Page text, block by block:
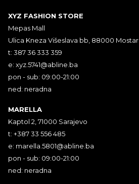
XYZ FASHION STORE
Mepas Mall
Ulica Kneza Višeslava bb, 88000 Mostar
t: 387 36 333 359
e: xyz.5741@abline.ba
pon - sub: 09:00-21:00
ned: neradna
MARELLA
Kaptol 2, 71000 Sarajevo
t: +387 33 556 485
e: marella.5801@abline.ba
pon - sub: 09:00-21:00
ned: neradna